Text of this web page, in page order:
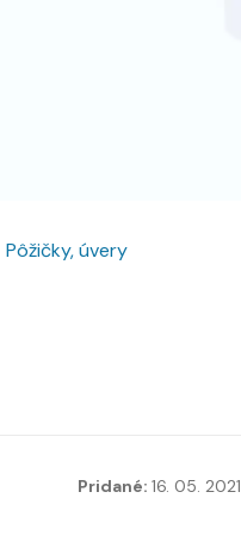
Pôžičky, úvery
Pridané: 16. 05. 2021